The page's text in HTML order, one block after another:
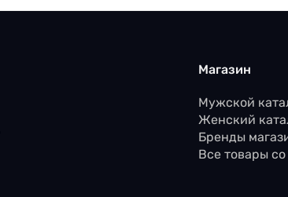
Магазин
Мужской
Женский
Бренды
Все товары